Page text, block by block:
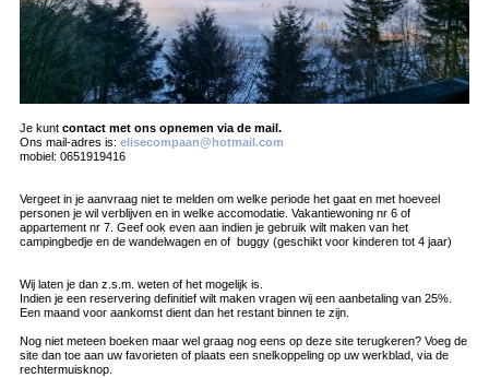
Je kunt contact met ons opnemen via de mail.
Ons mail-adres is: elisecompaan@hotmail.com
mobiel: 0651919416
Vergeet in je aanvraag niet te melden om welke periode het gaat en met hoeveel
personen je wil verblijven en in welke accomodatie. Vakantiewoning nr 6 of
appartement nr 7. Geef ook even aan indien je gebruik wilt maken van het
campingbedje en de wandelwagen en of buggy (geschikt voor kinderen tot 4 jaar)
Wij laten je dan z.s.m. weten of het mogelijk is.
Indien je een reservering definitief wilt maken vragen wij een aanbetaling van 25%.
Een maand voor aankomst dient dan het restant binnen te zijn.
Nog niet meteen boeken maar wel graag nog eens op deze site terugkeren? Voeg de
site dan toe aan uw favorieten of plaats een snelkoppeling op uw werkblad, via de
rechtermuisknop.